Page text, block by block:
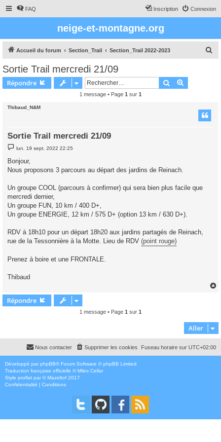
FAQ Connexion
Inscription
neige-et-montagne.org
Accueil du forum Section_Trail Section_Trail 2022-2023
Sortie Trail mercredi 21/09
Répondre Rechercher
1 message • Page 1 sur 1
Thibaud_N&M
Sortie Trail mercredi 21/09
M
e
s
a
lun. 19 sept. 2022 22:25
Bonjour,
Nous proposons 3 parcours au départ des jardins de Reinach.
Un groupe COOL (parcours à confirmer) qui sera bien plus facile que
mercredi dernier,
Un groupe FUN, 10 km / 400 D+,
Un groupe ENERGIE, 12 km / 575 D+ (option 13 km / 630 D+).
RDV à 18h10 pour un départ 18h20 aux jardins partagés de Reinach,
rue de la Tessonnière à la Motte. Lieu de RDV (point rouge)
Prenez à boire et une FRONTALE.
Thibaud
Répondre
1 message • Page 1 sur 1
Aller
Fuseau horaire sur UTC+02:00
Supprimer les cookies
Nous contacter
Développé par phpBB® Forum Software © phpBB Limited
Traduction française officielle ©Miles Cellar
Style proflat par ©Mazeltof 2017
Confidentialité | Conditions